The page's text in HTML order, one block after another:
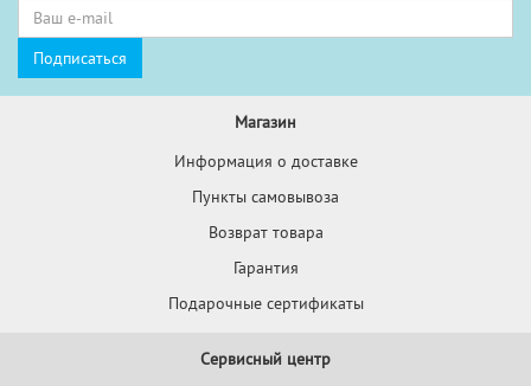
Магазин
Информация о доставке
Пункты самовывоза
Возврат товара
Гарантия
Подарочные сертификаты
Сервисный центр